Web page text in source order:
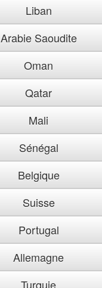
Liban
Arabie Saoudite
Oman
Qatar
Mali
Sénégal
Belgique
Suisse
Portugal
Allemagne
Turquie